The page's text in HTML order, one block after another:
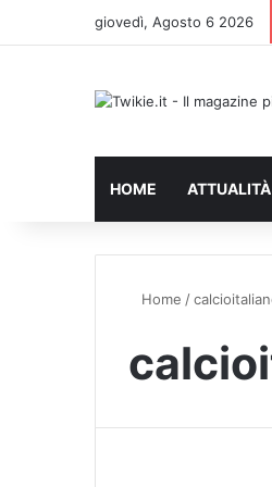
giovedì, Agosto 6 2026
HOME ATTUALITÀ
Home /